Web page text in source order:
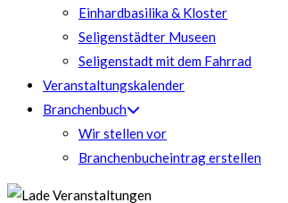
Einhardbasilika & Kloster
Seligenstädter Museen
Seligenstadt mit dem Fahrrad
Veranstaltungskalender
Branchenbuch
Wir stellen vor
Branchenbucheintrag erstellen